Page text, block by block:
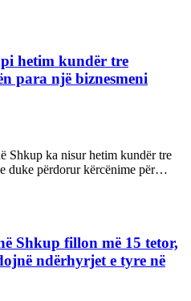
hetim kundër tre
para një biznesmeni
Shkup ka nisur hetim kundër tre
duke përdorur kërcënime për…
Shkup fillon më 15 tetor,
ndërhyrjet e tyre në